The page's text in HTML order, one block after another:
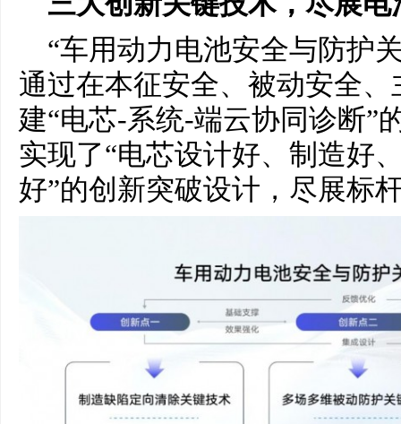
“车用动力电池安全与防护
通过在本征安全、被动安全
建“电芯-系统-端云协同诊断”
实现了“电芯设计好、制造好
好”的创新突破设计，尽展标